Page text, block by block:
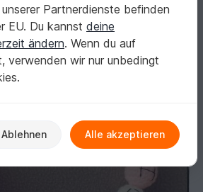
unserer Partnerdienste befinden
EU. Du kannst deine
ändern. Wenn du auf
verwenden wir nur unbedingt
Ablehnen Alle akzeptieren